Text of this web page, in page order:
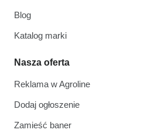
Blog
Katalog marki
Nasza oferta
Reklama w Agroline
Dodaj ogłoszenie
Zamieść baner